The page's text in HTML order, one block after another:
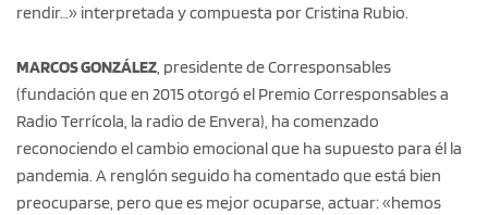
rendir…» interpretada y compuesta por Cristina Rubio.
MARCOS GONZÁLEZ, presidente de Corresponsables
(fundación que en 2015 otorgó el Premio Corresponsables a
Radio Terrícola, la radio de Envera), ha comenzado
reconociendo el cambio emocional que ha supuesto para él la
pandemia. A renglón seguido ha comentado que está bien
preocuparse, pero que es mejor ocuparse, actuar: «hemos